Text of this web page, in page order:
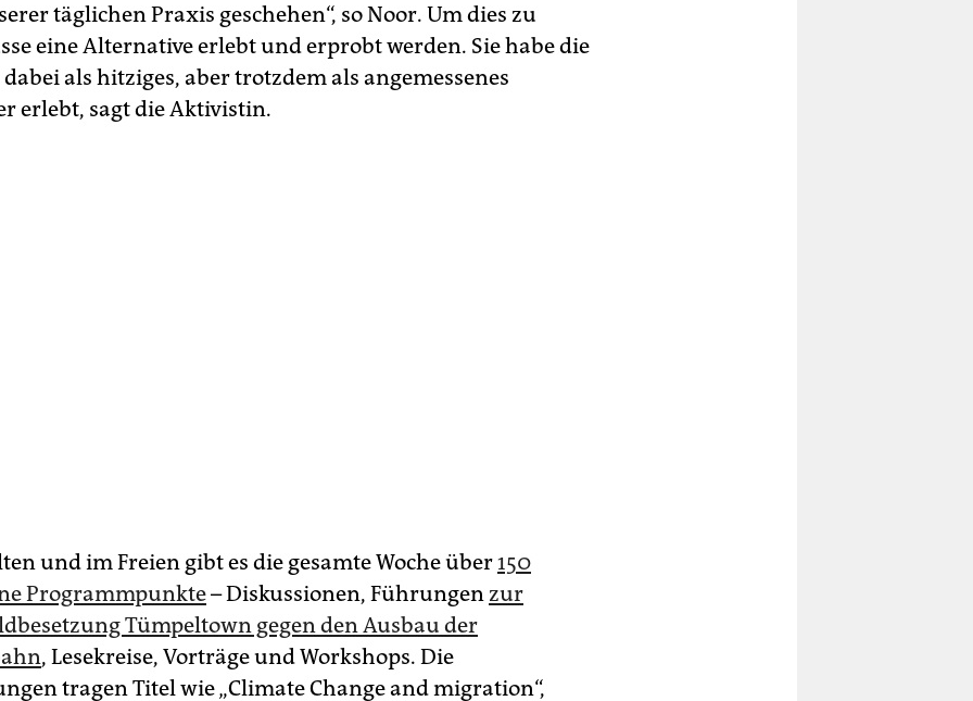
täglichen Praxis geschehen“, so Noor. Um dies zu
eine Alternative erlebt und erprobt werden. Sie habe die
als hitziges, aber trotzdem als angemessenes
erlebt, sagt die Aktivistin.
und im Freien gibt es die gesamte Woche über150
Programmpunkte– Diskussionen, Führungen zur
Tümpeltown gegen den Ausbau der
, Lesekreise, Vorträge und Workshops. Die
tragen Titel wie „Climate Change and migration“,